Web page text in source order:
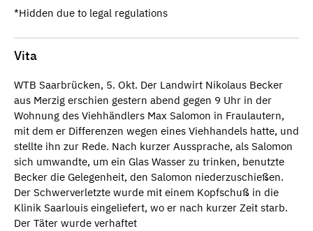
*Hidden due to legal regulations
Vita
WTB Saarbrücken, 5. Okt. Der Landwirt Nikolaus Becker
aus Merzig erschien gestern abend gegen 9 Uhr in der
Wohnung des Viehhändlers Max Salomon in Fraulautern,
mit dem er Differenzen wegen eines Viehhandels hatte, und
stellte ihn zur Rede. Nach kurzer Aussprache, als Salomon
sich umwandte, um ein Glas Wasser zu trinken, benutzte
Becker die Gelegenheit, den Salomon niederzuschießen.
Der Schwerverletzte wurde mit einem Kopfschuß in die
Klinik Saarlouis eingeliefert, wo er nach kurzer Zeit starb.
Der Täter wurde verhaftet